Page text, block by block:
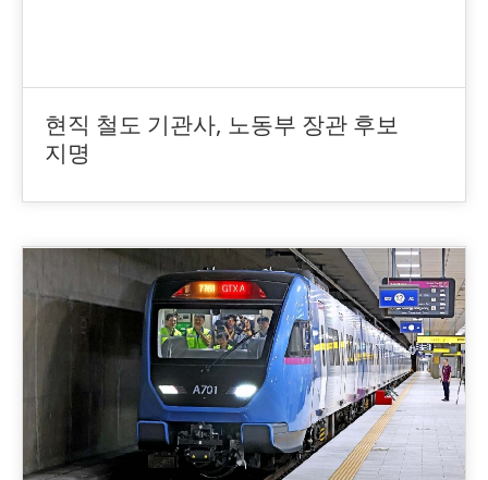
현직 철도 기관사, 노동부 장관 후보
지명